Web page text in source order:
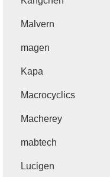
Malvern
magen
Kapa
Macrocyclics
Macherey
mabtech
Lucigen